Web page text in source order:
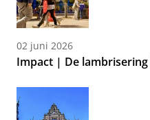
02 juni 2026
Impact | De